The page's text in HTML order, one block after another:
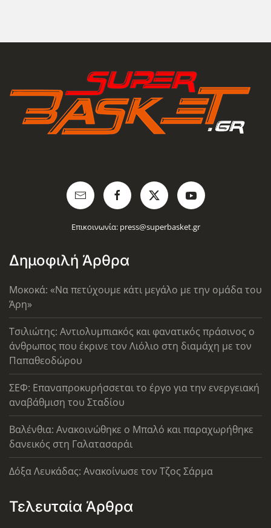
Επικοινωνία: press@superbasket.gr
Δημοφιλή Άρθρα
Μοκοκά: «Να πετύχουμε κάτι μεγάλο με την ομάδα του
Άρη»
Τσιλιώτης: Αντιολυμπιακός και φανατικός πράσινος ο
άνθρωπος που έκρινε τον Λιόλιο στη διαμάχη με τον
Παπαθεοδώρου
ΣΕΦ: Επαναπροκυρήσσεται το έργο για την ενεργειακή
αναβάθμιση του Σταδίου
Βαλένθια: Ανακοινώθηκε ο Μπαλό και παραχωρήθηκε
δανεικός στη Γαλατασαράι
Δόξα Λευκάδας: Ανακοίνωσε τον Τζος Σάρμα
Τελευταία Άρθρα